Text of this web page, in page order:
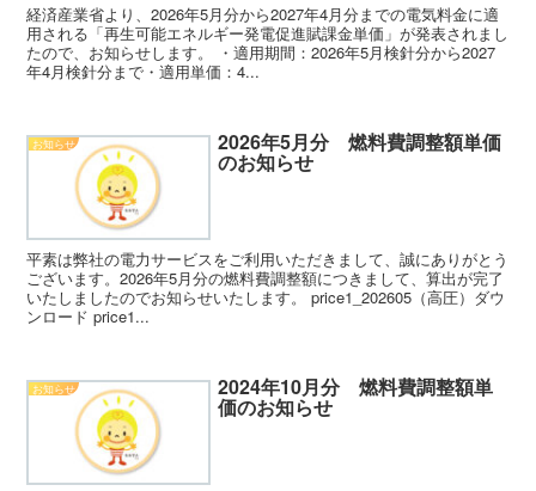
経済産業省より、2026年5月分から2027年4月分までの電気料金に適
用される「再生可能エネルギー発電促進賦課金単価」が発表されまし
たので、お知らせします。 ・適用期間：2026年5月検針分から2027
年4月検針分まで・適用単価：4...
お知らせ 2026年5月分 燃料費調整額単価
のお知らせ
平素は弊社の電力サービスをご利用いただきまして、誠にありがとう
ございます。2026年5月分の燃料費調整額につきまして、算出が完了
いたしましたのでお知らせいたします。 price1_202605（高圧）ダウ
ンロード price1...
お知らせ 2024年10月分 燃料費調整額単
価のお知らせ